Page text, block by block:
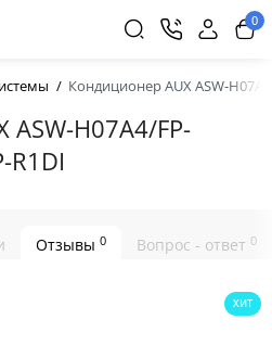
0
Кондиционер AUX ASW-
H07A4/FP-
R1DI
Отзывы 0 Вопрос - ответ 0
ХИТ